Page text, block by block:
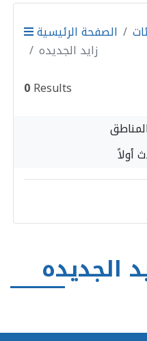
الصفحة الرئيسية
زايد الجديده
0Results
أولاً
الجديده